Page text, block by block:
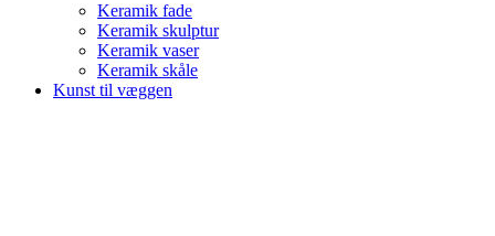
Keramik fade
Keramik skulptur
Keramik vaser
Keramik skåle
Kunst til væggen